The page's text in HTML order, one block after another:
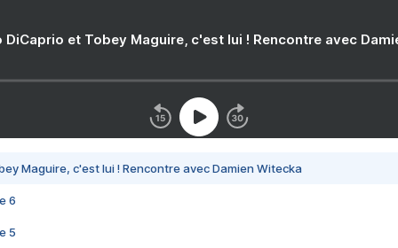
DiCaprio et Tobey Maguire, c'est lui ! Rencontre avec
Maguire, c'est lui ! Rencontre avec Damien Witecka
6
5